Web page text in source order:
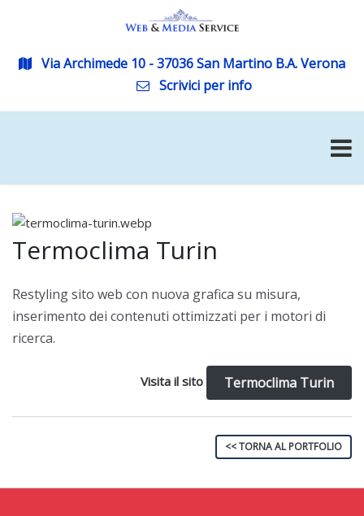
Via Archimede 10 - 37036 San Martino B.A. Verona
Scrivici per info
Termoclima Turin
Restyling sito web con nuova grafica su misura,
inserimento dei contenuti ottimizzati per i motori di
ricerca.
Visita il sito Termoclima Turin
<< TORNA AL PORTFOLIO